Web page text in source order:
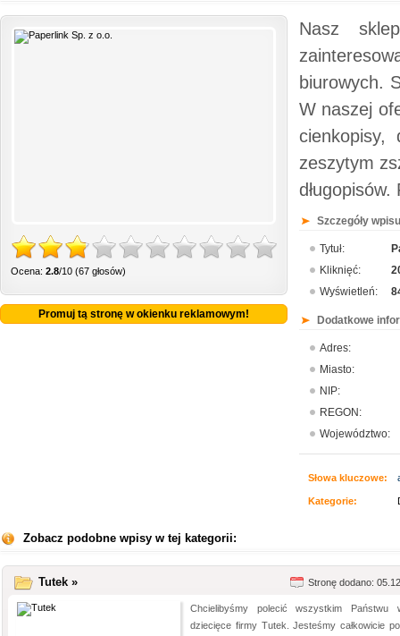
Ocena: 2.8/10 (67 głosów)
Promuj tą stronę w okienku reklamowym!
Nasz
biurowych.
W naszej
cienkopisy,
zeszytym
Szczegóły
Tytuł:
Kliknięć:
Wyświetleń:
Dodatkowe
Adres:
Miasto:
NIP:
REGON:
Województwo:
Słowa kluczowe:
Kategorie:
Zobacz podobne wpisy w tej kategorii:
Tutek » Stronę dodano:
Chcielibyśmy polecić wszystkim Państwu
dziecięce firmy Tutek. Jesteśmy całkowicie